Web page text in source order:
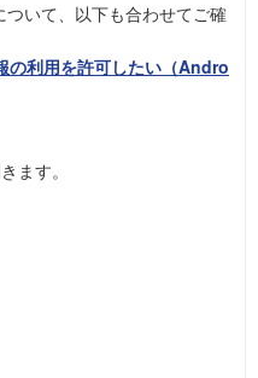
いて、以下も合わせてご確
の利用を許可したい（Andro
ます。